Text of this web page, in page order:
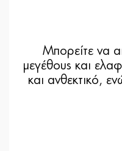
Μπορείτε να
μεγέθους και
και ανθεκτικό,